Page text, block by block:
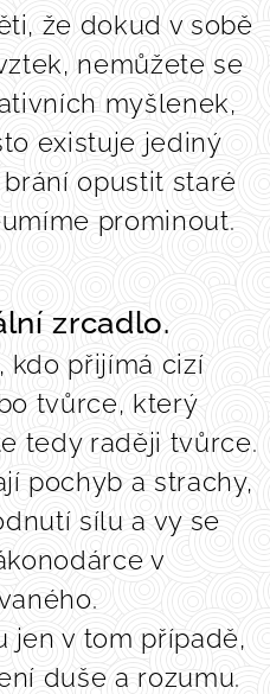
že dokud v sobě
nemůžete se
myšlenek,
existuje jediný
opustit staré
prominout.
zrcadlo.
kdo přijímá cizí
tvůrce, který
tedy raději tvůrce.
pochyb a strachy,
sílu a vy se
v
jen v tom případě,
duše a rozumu.